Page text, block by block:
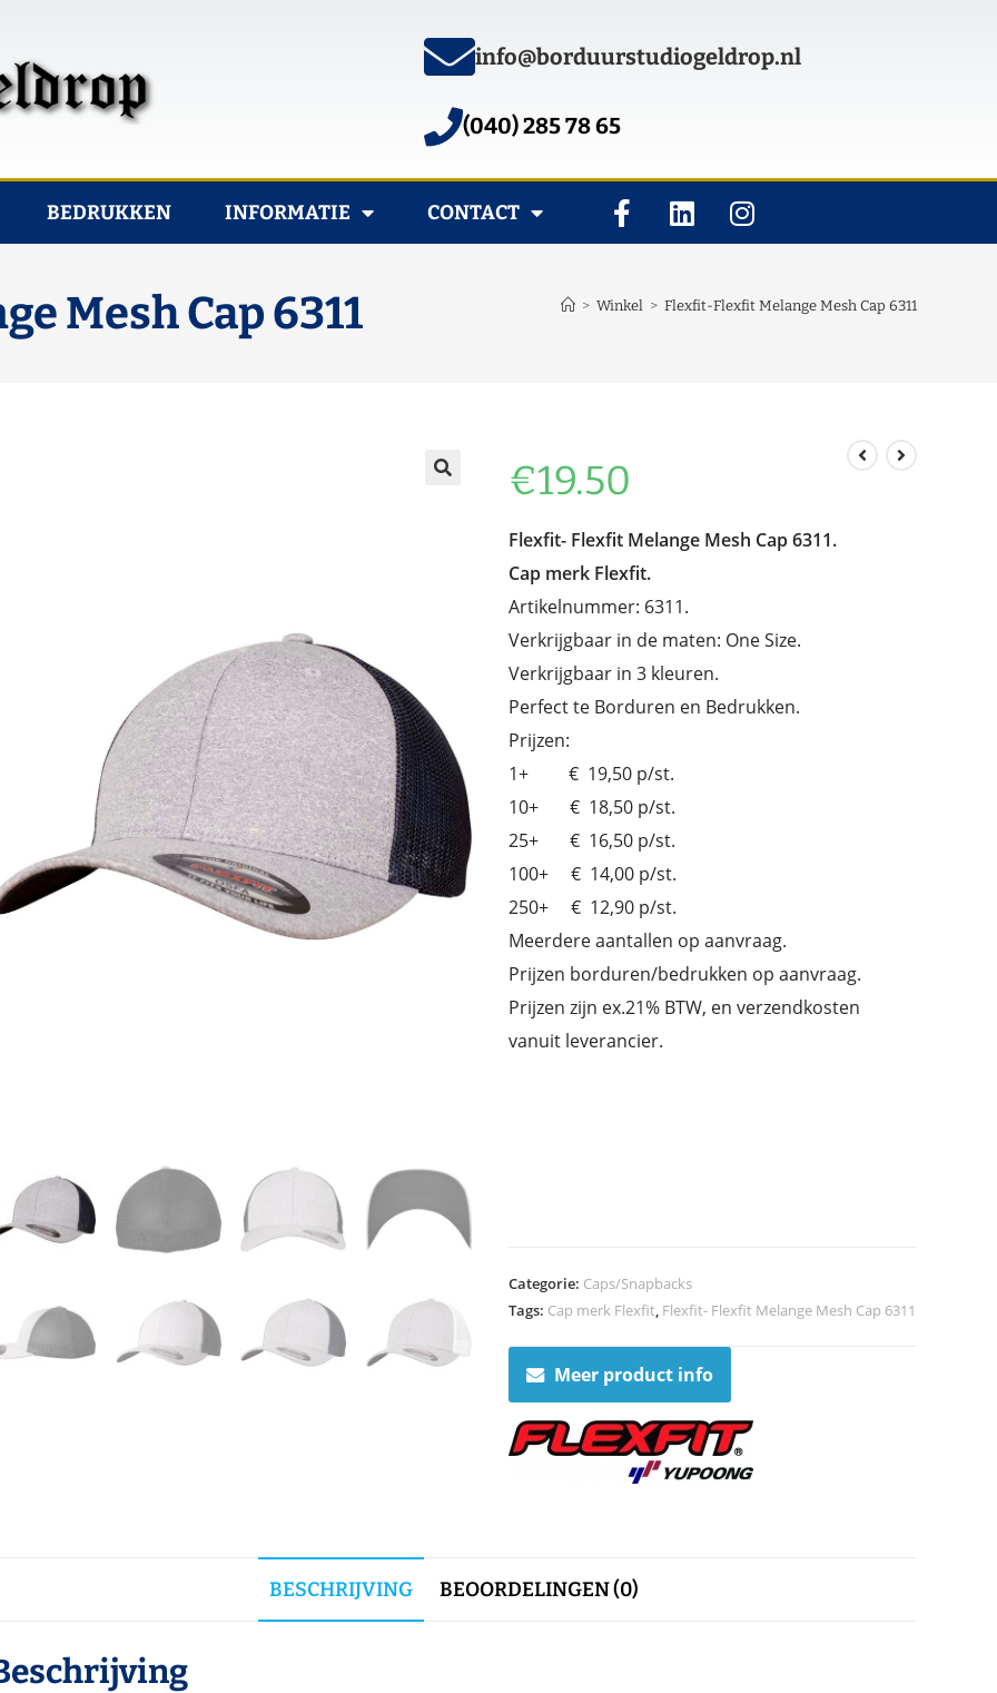
info@borduurstudiogeldrop.nl
(040) 285 78 65
BEDRUKKEN INFORMATIE CONTACT
Mesh Cap 6311 > Winkel > Flexfit-Flexfit Melange Mesh Cap 6311
€19.50
Flexfit- Flexfit Melange Mesh Cap 6311.
Cap merk Flexfit.
Artikelnummer: 6311.
Verkrijgbaar in de maten: One Size.
Verkrijgbaar in 3 kleuren.
Perfect te Borduren en Bedrukken.
Prijzen:
1+ € 19,50 p/st.
10+ € 18,50 p/st.
25+ € 16,50 p/st.
100+ € 14,00 p/st.
250+ € 12,90 p/st.
Meerdere aantallen op aanvraag.
Prijzen borduren/bedrukken op aanvraag.
Prijzen zijn ex.21% BTW, en verzendkosten
vanuit leverancier.
Categorie: Caps/Snapbacks
Tags: Cap merk Flexfit, Flexfit- Flexfit Melange Mesh Cap 6311
Meer product info
BESCHRIJVING BEOORDELINGEN (0)